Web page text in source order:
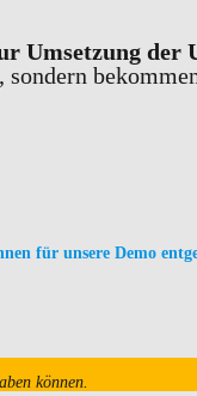
Umsetzung der
für unsere Demo
können.